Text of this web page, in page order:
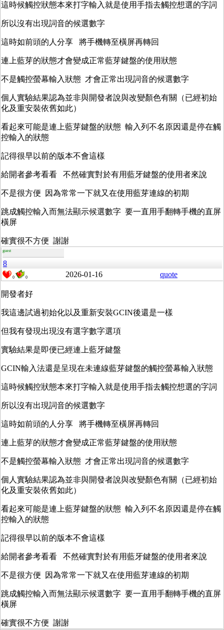
這時候觸控狀態本來打字輸入就是使用手指去觸控想選的字詞
所以沒有出現詞音的候選數字
這時如前頭的人分享 將手機轉至橫屏再轉回
連上藍芽的狀態才會變成正常藍芽鍵盤的使用狀態
不是觸控螢幕輸入狀態 才會正常出現詞音的候選數字
個人實驗結果認為並非與開發者說與改變顏色有關（已經初始
化及重安裝依舊如此）
看起來可能是連上藍芽鍵盤的狀態 輸入列不名原因還是停在觸
控輸入的狀態
記得很早以前的版本不會這樣
給開者參考看看 不然確實對於有用藍牙鍵盤的使用者來說
不是很方便 因為常常一下就又在使用藍芽連線的初期
跳成觸控輸入而無法顯示候選數字 要一直用手翻轉手機的直屏
橫屏
確實很不方便 謝謝
guest
8
0 0 2026-01-16 quote
開發者好
我這邊試過初始化以及重新安裝GCIN後還是一樣
但我有發現出現沒有選字數字選項
實驗結果是即便已經連上藍牙鍵盤
GCIN輸入法還是呈現在未連線藍芽鍵盤的觸控螢幕輸入狀態
這時候觸控狀態本來打字輸入就是使用手指去觸控想選的字詞
所以沒有出現詞音的候選數字
這時如前頭的人分享 將手機轉至橫屏再轉回
連上藍芽的狀態才會變成正常藍芽鍵盤的使用狀態
不是觸控螢幕輸入狀態 才會正常出現詞音的候選數字
個人實驗結果認為並非與開發者說與改變顏色有關（已經初始
化及重安裝依舊如此）
看起來可能是連上藍芽鍵盤的狀態 輸入列不名原因還是停在觸
控輸入的狀態
記得很早以前的版本不會這樣
給開者參考看看 不然確實對於有用藍牙鍵盤的使用者來說
不是很方便 因為常常一下就又在使用藍芽連線的初期
跳成觸控輸入而無法顯示候選數字 要一直用手翻轉手機的直屏
橫屏
確實很不方便 謝謝